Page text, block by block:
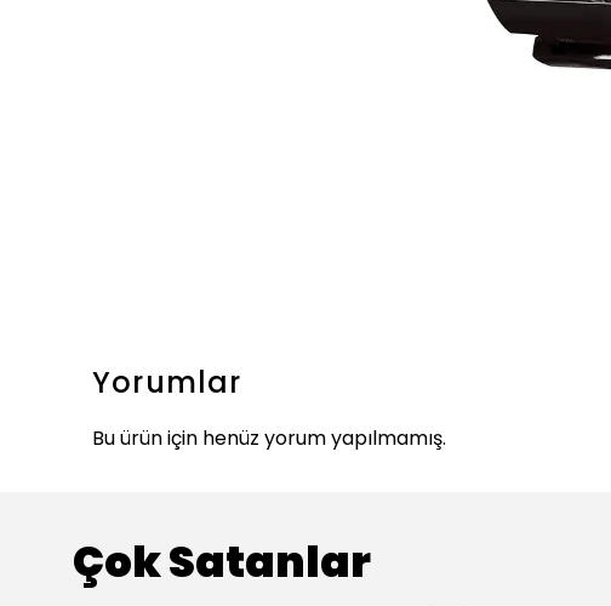
Yorumlar
Bu ürün için henüz yorum yapılmamış.
Çok Satanlar